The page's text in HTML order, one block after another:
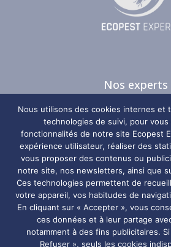
Nos experts
Nos guides
Nos zones
Plan du site
Nos
Ecopest
06 29 67 98 10
Nous utilisons des cookies internes et
technologies de suivi, pour
fonctionnalités de notre site Ecopest
expérience utilisateur, réaliser des
vous proposer des contenus ou
notre site, nos newsletters, ainsi que
Ces technologies permettent de
votre appareil, vos habitudes de
En cliquant sur « Accepter », vous
ces données et à leur partage
notamment à des fins publicitaires.
Refuser », seuls les cookies